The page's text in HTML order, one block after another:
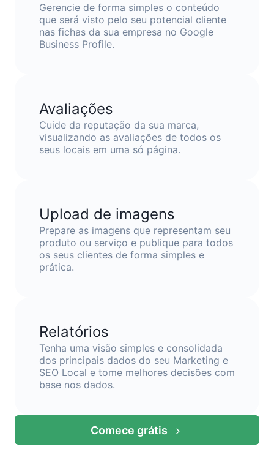
Comece grátis
Gerencie de forma simples o conteúdo
que será visto pelo seu potencial cliente
nas fichas da sua empresa no Google
Business Profile.
Avaliações
Cuide da reputação da sua marca,
visualizando as avaliações de todos os
seus locais em uma só página.
Upload de imagens
Prepare as imagens que representam seu
produto ou serviço e publique para todos
os seus clientes de forma simples e
prática.
Relatórios
Tenha uma visão simples e consolidada
dos principais dados do seu Marketing e
SEO Local e tome melhores decisões com
base nos dados.